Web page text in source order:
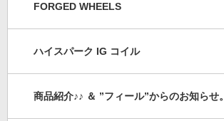
FORGED WHEELS
ハイスパーク IG コイル
商品紹介♪♪ ＆ ”フィール”からのお知らせ。